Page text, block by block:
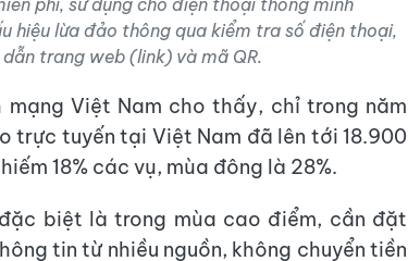
hiệu lừa đảo thông qua kiểm tra số điện thoại,
trang web (link) và mã QR.
mạng Việt Nam cho thấy, chỉ trong năm
trực tuyến tại Việt Nam đã lên tới 18.900
18% các vụ, mùa đông là 28%.
biệt là trong mùa cao điểm, cần đặt
tin từ nhiều nguồn, không chuyển tiền